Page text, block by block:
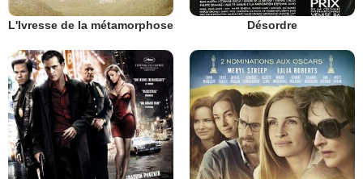
L'Ivresse de la métamorphose Désordre